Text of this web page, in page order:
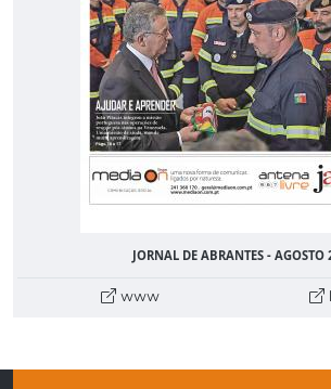
JORNAL DE ABRANTES - AGOSTO
www